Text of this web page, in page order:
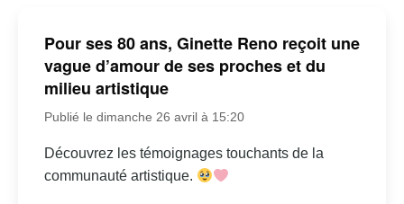
Pour ses 80 ans, Ginette Reno reçoit une
vague d’amour de ses proches et du
milieu artistique
Publié le dimanche 26 avril à 15:20
Découvrez les témoignages touchants de la
communauté artistique.